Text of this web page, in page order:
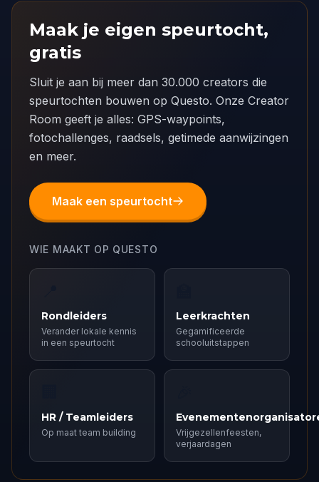
Maak je eigen speurtocht,
gratis
Sluit je aan bij meer dan 30.000 creators die
speurtochten bouwen op Questo. Onze Creator
Room geeft je alles: GPS-waypoints,
fotochallenges, raadsels, getimede aanwijzingen
en meer.
Maak een speurtocht
WIE MAAKT OP QUESTO
Rondleiders
Verander lokale kennis
in een speurtocht
Leerkrachten
Gegamificeerde
schooluitstappen
HR / Teamleiders
Op maat team building
Vrijgezellenfeesten,
verjaardagen